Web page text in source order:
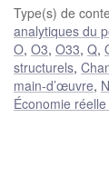
Type(s) de
analytiques du
O, O3, O33, Q,
structurels,
main-d’œuvre,
Économie